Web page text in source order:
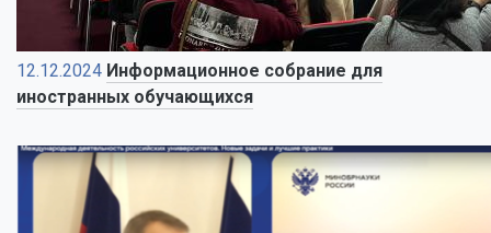
12.12.2024 Информационное собрание для
иностранных обучающихся